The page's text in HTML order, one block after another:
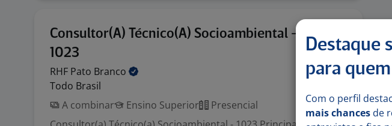
Consultor(A) Técnico(A) Socioambiental -
1023
RHF Pato Branco
Todo Brasil
A combinar
Ensino Superior
Presencial
Destaque
para
Com o perfil
mais chances de